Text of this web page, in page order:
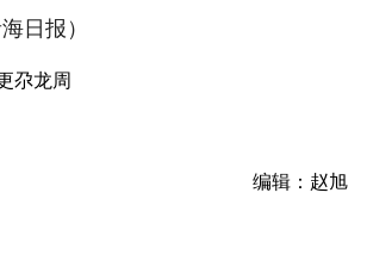
日报）
尕龙周
编辑：赵旭